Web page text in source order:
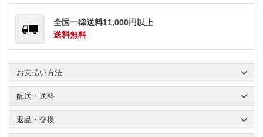
全国一律送料11,000円以上
送料無料
お支払い方法
配送・送料
返品・交換